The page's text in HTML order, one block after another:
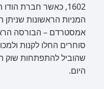
1602, כאשר חברת
המניות הראשונות
אמסטרדם – הבורסה
סוחרים החלו לקנות
שהוביל להתפתחות שוק
היום.